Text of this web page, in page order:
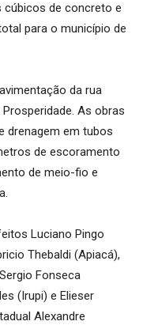
cúbicos de concreto e
para o município de
da rua
As obras
drenagem em tubos
de escoramento
de meio-fio e
Luciano Pingo
Thebaldi (Apiacá),
Fonseca
(Irupi) e Elieser
Alexandre